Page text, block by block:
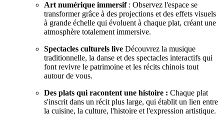
Art numérique immersif: Observez l'espace se
transformer grâce à des projections et des effets visuels
à grande échelle qui évoluent à chaque plat, créant une
atmosphère totalement immersive.
Spectacles culturels live Découvrez la musique
traditionnelle, la danse et des spectacles interactifs qui
font revivre le patrimoine et les récits chinois tout
autour de vous.
Des plats qui racontent une histoire : Chaque plat
s'inscrit dans un récit plus large, qui établit un lien entre
la cuisine, la culture, l'histoire et l'expression artistique.